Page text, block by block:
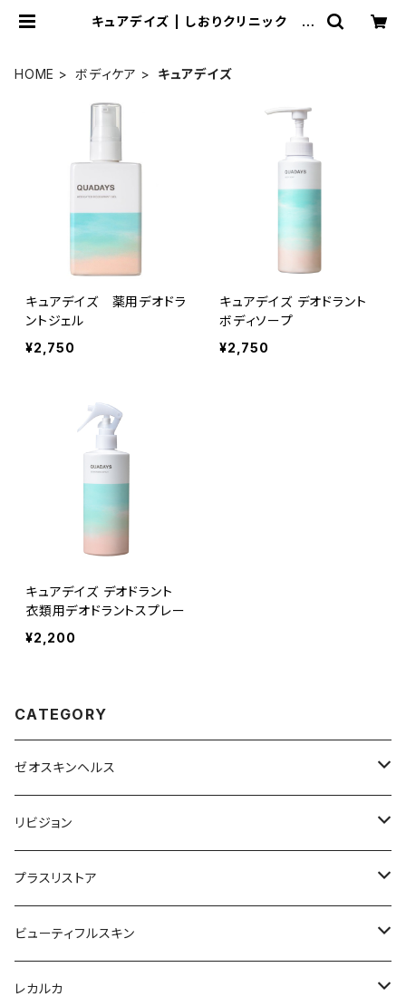
キュアデイズ | しおりクリニック オ
HOME ボディケア キュアデイズ
キュアデイズ 薬用デオドラ
ントジェル
¥2,750
キュアデイズ デオドラント
ボディソープ
¥2,750
キュアデイズ デオドラント
衣類用デオドラントスプレー
¥2,200
CATEGORY
ゼオスキンヘルス
洗顔料・化粧水
美容液（光老化ケア）
美容液（透明感ケア）
美容液（エイジングケア［ビタミンAシリーズ］）
リビジョン
化粧水
クリーム
美容液
プラスリストア
洗顔
ビューティフルスキン
モイストケア
レカルカ